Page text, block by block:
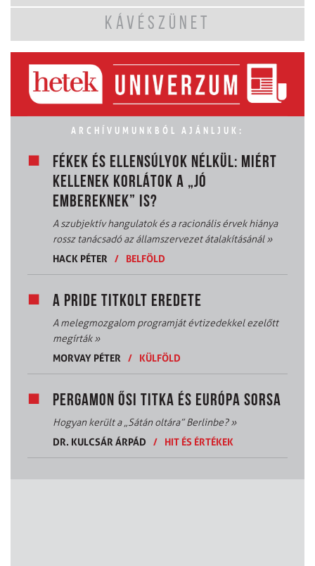
KÁVÉSZÜNET
ARCHÍVUMUNKBÓL AJÁNLJUK:
FÉKEK ÉS ELLENSÚLYOK NÉLKÜL: MIÉRT
KELLENEK KORLÁTOK A „JÓ
EMBEREKNEK” IS?
A szubjektív hangulatok és a racionális érvek hiánya
rossz tanácsadó az államszervezet átalakításánál»
HACK PÉTER / BELFÖLD
A PRIDE TITKOLT EREDETE
A melegmozgalom programját évtizedekkel ezelőtt
megírták»
MORVAY PÉTER / KÜLFÖLD
PERGAMON ŐSI TITKA ÉS EURÓPA SORSA
Hogyan került a „Sátán oltára” Berlinbe?»
DR. KULCSÁR ÁRPÁD
/ HIT ÉS ÉRTÉKEK